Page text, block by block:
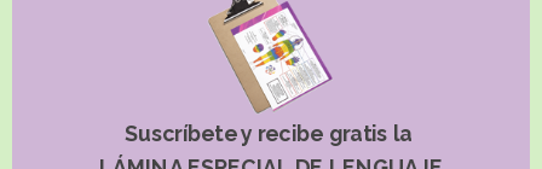
Suscríbete y recibe gratis la